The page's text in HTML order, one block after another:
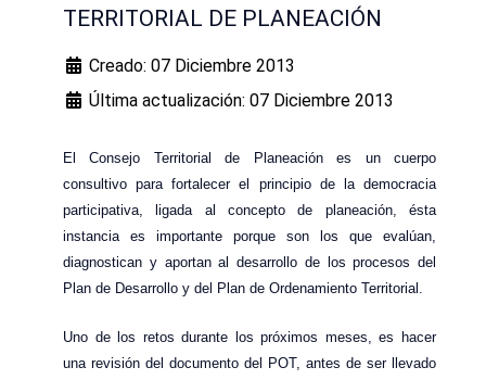
TERRITORIAL DE PLANEACIÓN
Creado: 07 Diciembre 2013
Última actualización: 07 Diciembre 2013
El Consejo Territorial de Planeación es un cuerpo
consultivo para fortalecer el principio de la democracia
participativa, ligada al concepto de planeación, ésta
instancia es importante porque son los que evalúan,
diagnostican y aportan al desarrollo de los procesos del
Plan de Desarrollo y del Plan de Ordenamiento Territorial.
Uno de los retos durante los próximos meses, es hacer
una revisión del documento del POT, antes de ser llevado